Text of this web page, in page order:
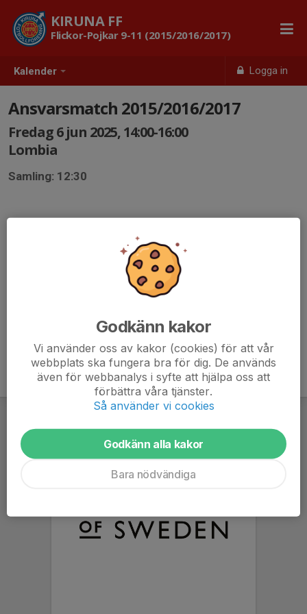
Kalender Logga in
KIRUNA FF
Flickor-Pojkar 9-11 (2015/2016/2017)
Ansvarsmatch 2015/2016/2017
Fredag 6 jun 2025, 14:00-16:00
Lombia
Samling: 12:30
Godkänn kakor
Vi använder oss av kakor (cookies) för att vår
webbplats ska fungera bra för dig. De används
även för webbanalys i syfte att hjälpa oss att
förbättra våra tjänster.
Så använder vi cookies
Godkänn alla kakor
Bara nödvändiga